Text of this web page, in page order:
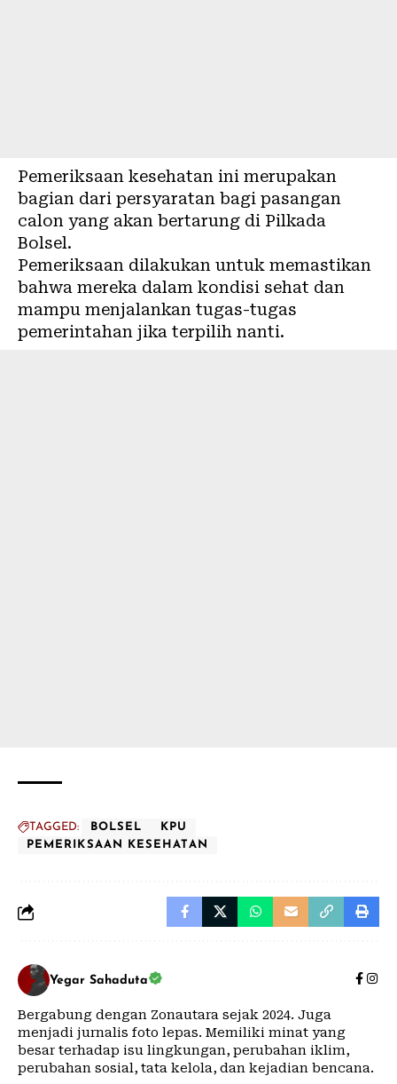
Pemeriksaan kesehatan ini merupakan
bagian dari persyaratan bagi pasangan
calon yang akan bertarung di Pilkada
Bolsel.
Pemeriksaan dilakukan untuk memastikan
bahwa mereka dalam kondisi sehat dan
mampu menjalankan tugas-tugas
pemerintahan jika terpilih nanti.
TAGGED: BOLSEL
KPU
PEMERIKSAAN KESEHATAN
Yegar Sahaduta
Bergabung dengan Zonautara sejak 2024. Juga
menjadi jurnalis foto lepas. Memiliki minat yang
besar terhadap isu lingkungan, perubahan iklim,
perubahan sosial, tata kelola, dan kejadian bencana.